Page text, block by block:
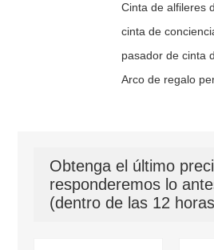
Cinta de alfileres
cinta de
pasador de cinta
Arco de regalo
Obtenga el último
responderemos lo
(dentro de las 12